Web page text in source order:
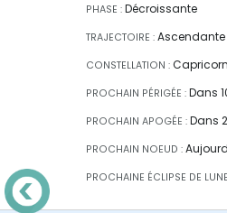
PHASE : Décroissante
TRAJECTOIRE : Ascendante
CONSTELLATION :
PROCHAIN PÉRIGÉE : Dans
PROCHAIN APOGÉE : Dans
PROCHAIN NOEUD :
PROCHAINE ÉCLIPSE DE LUNE